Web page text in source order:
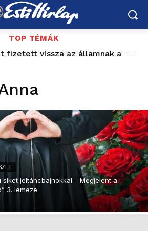
TOP TÉMÁK
vissza az államnak a
magántőkealap – Vitézy
köztársasági elnöknek a TISZA-
jeltáncbajnokkal – Megjelent a
3. lemeze